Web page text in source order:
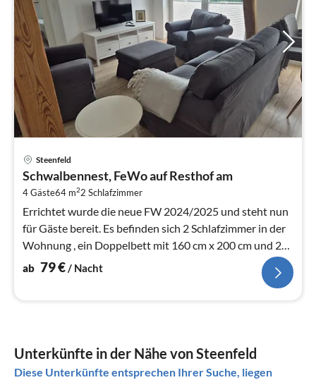
Steenfeld
Schwalbennest, FeWo auf Resthof am
4 Gäste64 m22 Schlafzimmer
Errichtet wurde die neue FW 2024/2025 und steht nun
für Gäste bereit. Es befinden sich 2 Schlafzimmer in der
Wohnung , ein Doppelbett mit 160 cm x 200 cm und 2
Einzelbetten.
ab 79€/ Nacht
Unterkünfte in der Nähe von Steenfeld
Diese Unterkünfte entsprechen Ihrer Suche, liegen